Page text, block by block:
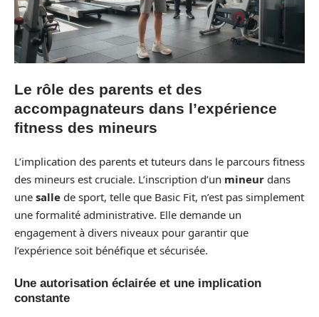
Le rôle des parents et des
accompagnateurs dans l’expérience
fitness des mineurs
L’implication des parents et tuteurs dans le parcours fitness
des mineurs est cruciale. L’inscription d’un mineur dans
une salle de sport, telle que Basic Fit, n’est pas simplement
une formalité administrative. Elle demande un
engagement à divers niveaux pour garantir que
l’expérience soit bénéfique et sécurisée.
Une autorisation éclairée et une implication
constante